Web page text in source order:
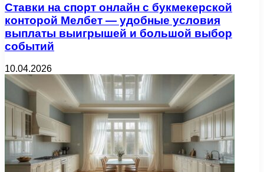
Ставки на спорт онлайн с букмекерской
конторой Мелбет — удобные условия
выплаты выигрышей и большой выбор
событий
10.04.2026